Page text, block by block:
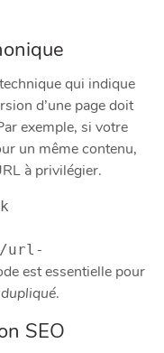
qui indique
d’une page doit
exemple, si votre
un même contenu,
à privilégier.
url-
est essentielle pour
.
SEO